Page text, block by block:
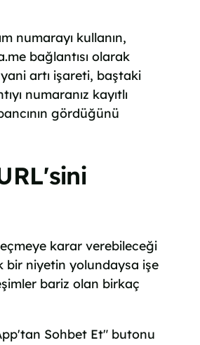
numarayı kullanın,
bağlantısı olarak
yani artı işareti, baştaki
numaranız kayıtlı
gördüğünü
karar verebileceği
bir niyetin yolundaysa işe
bariz olan birkaç
Sohbet Et" butonu